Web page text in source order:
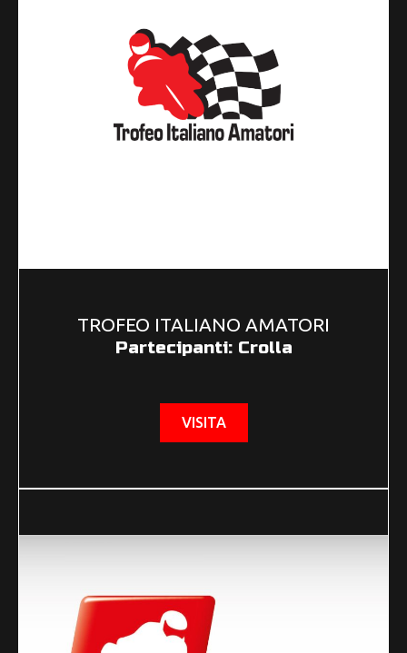
TROFEO ITALIANO AMATORI
Partecipanti: Crolla
VISITA